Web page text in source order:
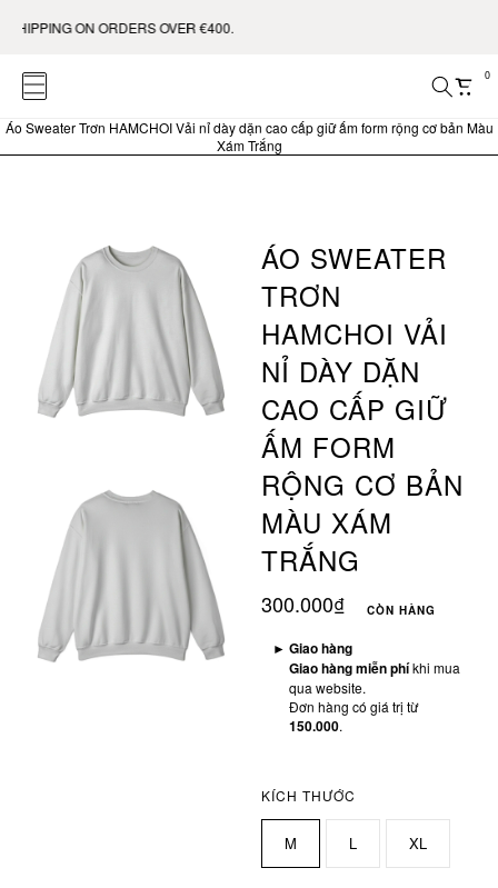
ON ORDERS OVER €400.
0
Áo Sweater Trơn HAMCHOI Vải nỉ dày dặn cao cấp giữ ấm form rộng cơ bản Màu
Xám Trắng
ÁO SWEATER
TRƠN
HAMCHOI VẢI
NỈ DÀY DẶN
CAO CẤP GIỮ
ẤM FORM
RỘNG CƠ BẢN
MÀU XÁM
TRẮNG
300.000₫ CÒN HÀNG
► Giao hàng
Giao hàng miễn phíkhi mua
qua website.
Đơn hàng có giá trị từ
150.000.
KÍCH THƯỚC
M L XL